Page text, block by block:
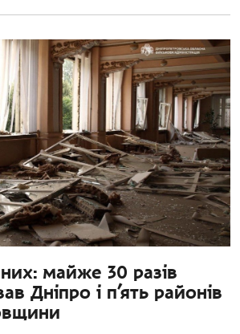
майже 30 разів
Дніпро і п’ять районів